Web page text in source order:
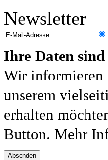
Newsletter
Ihre Daten
Wir informieren
unserem
erhalten
Button. Mehr
Absenden